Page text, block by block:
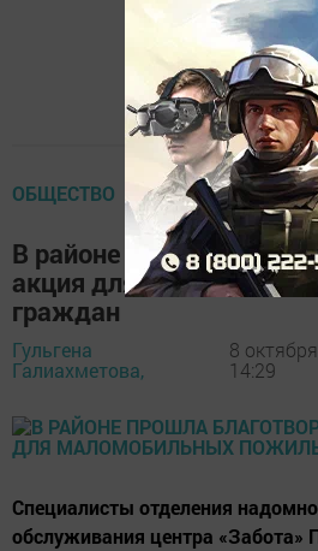
ОБЩЕСТВО
В районе прошла
акция для
граждан
Гульгена
Галиахметова,
8
14:29
Специалисты отделения
обслуживания центра «Забота»